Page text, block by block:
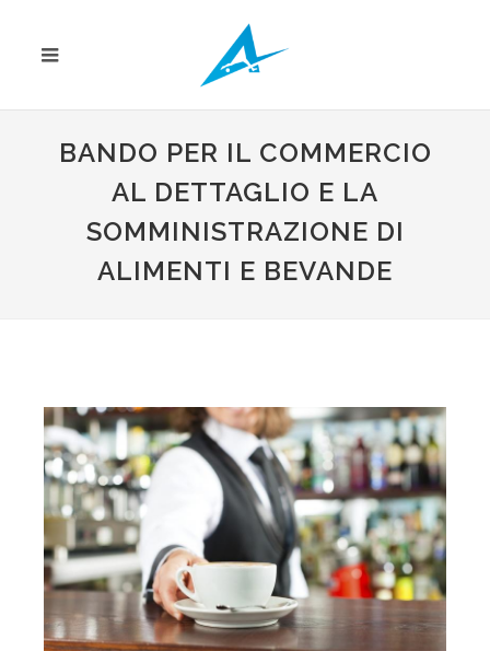
BANDO PER IL COMMERCIO
AL DETTAGLIO E LA
SOMMINISTRAZIONE DI
ALIMENTI E BEVANDE